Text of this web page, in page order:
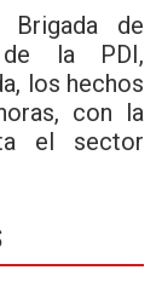
Brigada de
la PDI,
los hechos
con la
el sector